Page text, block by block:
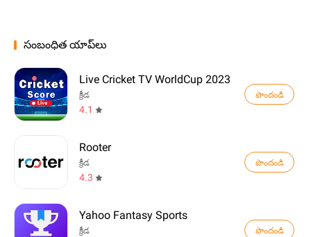
సంబంధిత యాప్‌లు
Live Cricket TV WorldCup 2023
క్రీడ
4.1
పొందండి
Rooter
క్రీడ
4.3
పొందండి
Yahoo Fantasy Sports
క్రీడ పొందండి